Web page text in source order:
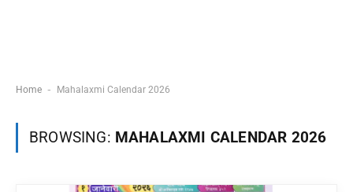
Home - Mahalaxmi Calendar 2026
BROWSING: MAHALAXMI CALENDAR 2026